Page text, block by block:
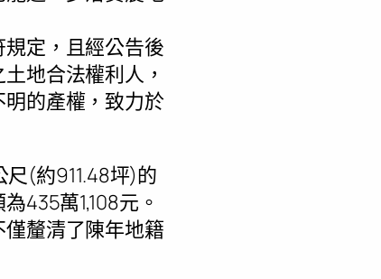
定，且經公告後
地合法權利人，
的產權，致力於
(約911.48坪)的
435萬1,108元。
釐清了陳年地籍